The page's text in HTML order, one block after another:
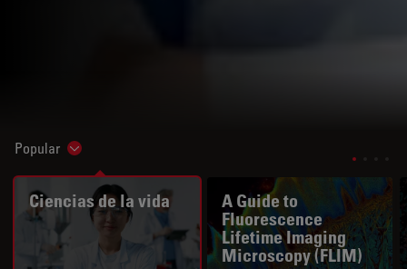
Popular Show subnavigation
Ciencias de la vida
A Guide to
Fluorescence
Lifetime Imaging
Microscopy (FLIM)